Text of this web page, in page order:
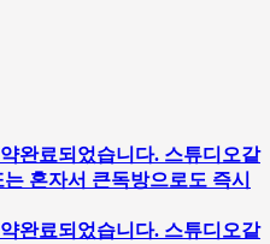
완료되었습니다. 스튜디오같
혼자서 큰독방으로도 즉시
완료되었습니다. 스튜디오같